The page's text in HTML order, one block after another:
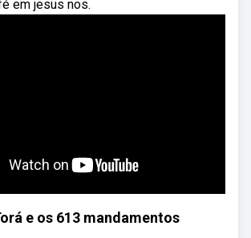
em jesus nos.
e os 613 mandamentos